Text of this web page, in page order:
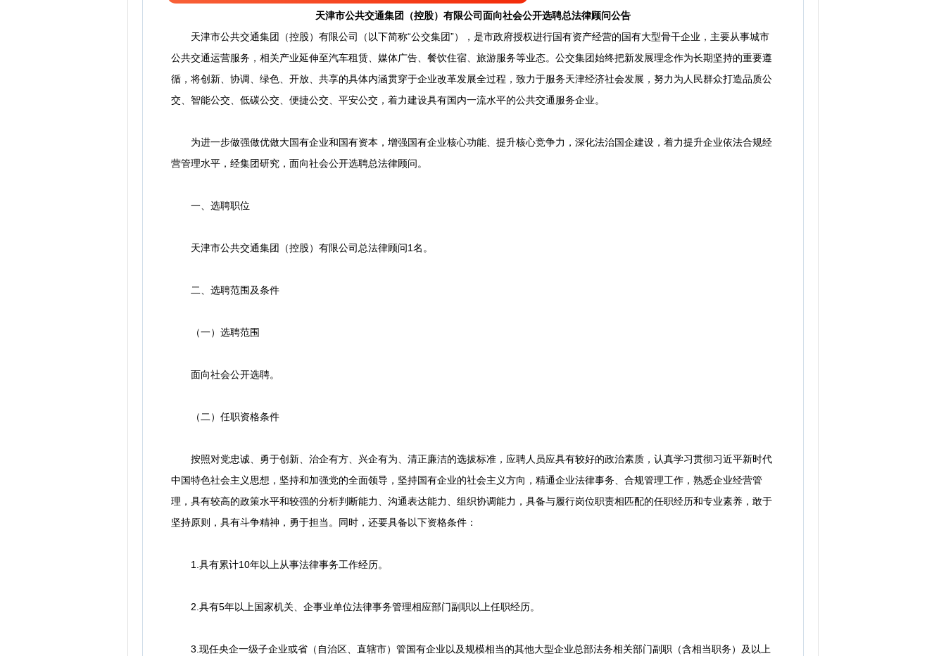
天津市公共交通集团（控股）有限公司面向社会公开选聘总法律顾问公告
天津市公共交通集团（控股）有限公司（以下简称“公交集团”），是市政府授权进行国有资产经营的国有大型骨干企业，主要从事城市
公共交通运营服务，相关产业延伸至汽车租赁、媒体广告、餐饮住宿、旅游服务等业态。公交集团始终把新发展理念作为长期坚持的重要遵
循，将创新、协调、绿色、开放、共享的具体内涵贯穿于企业改革发展全过程，致力于服务天津经济社会发展，努力为人民群众打造品质公
交、智能公交、低碳公交、便捷公交、平安公交，着力建设具有国内一流水平的公共交通服务企业。
为进一步做强做优做大国有企业和国有资本，增强国有企业核心功能、提升核心竞争力，深化法治国企建设，着力提升企业依法合规经
营管理水平，经集团研究，面向社会公开选聘总法律顾问。
一、选聘职位
天津市公共交通集团（控股）有限公司总法律顾问1名。
二、选聘范围及条件
（一）选聘范围
面向社会公开选聘。
（二）任职资格条件
按照对党忠诚、勇于创新、治企有方、兴企有为、清正廉洁的选拔标准，应聘人员应具有较好的政治素质，认真学习贯彻习近平新时代
中国特色社会主义思想，坚持和加强党的全面领导，坚持国有企业的社会主义方向，精通企业法律事务、合规管理工作，熟悉企业经营管
理，具有较高的政策水平和较强的分析判断能力、沟通表达能力、组织协调能力，具备与履行岗位职责相匹配的任职经历和专业素养，敢于
坚持原则，具有斗争精神，勇于担当。同时，还要具备以下资格条件：
1.具有累计10年以上从事法律事务工作经历。
2.具有5年以上国家机关、企事业单位法律事务管理相应部门副职以上任职经历。
3.现任央企一级子企业或省（自治区、直辖市）管国有企业以及规模相当的其他大型企业总部法务相关部门副职（含相当职务）及以上